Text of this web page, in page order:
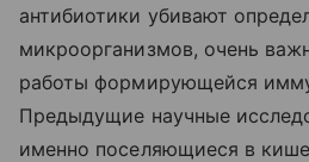
антибиотики убивают
микроорганизмов, очень
работы формирующейся
Предыдущие научные
именно поселяющиеся в